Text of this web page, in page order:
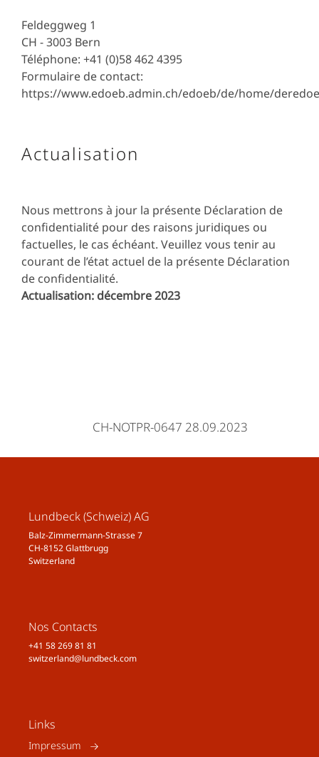
Feldeggweg 1
CH - 3003 Bern
Téléphone: +41 (0)58 462 4395
Formulaire de contact:
https://www.edoeb.admin.ch/edoeb/de/home/
Actualisation
Nous mettrons à jour la présente Déclaration de
confidentialité pour des raisons juridiques ou
factuelles, le cas échéant. Veuillez vous tenir au
courant de l’état actuel de la présente Déclaration
de confidentialité.
Actualisation: décembre 2023
CH-NOTPR-0647 28.09.2023
Lundbeck (Schweiz) AG
Balz-Zimmermann-Strasse 7
CH-8152 Glattbrugg
Switzerland
Nos Contacts
+41 58 269 81 81
switzerland@lundbeck.com
Links
Impressum